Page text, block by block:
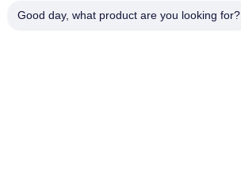
Good day, what product are you looking for?